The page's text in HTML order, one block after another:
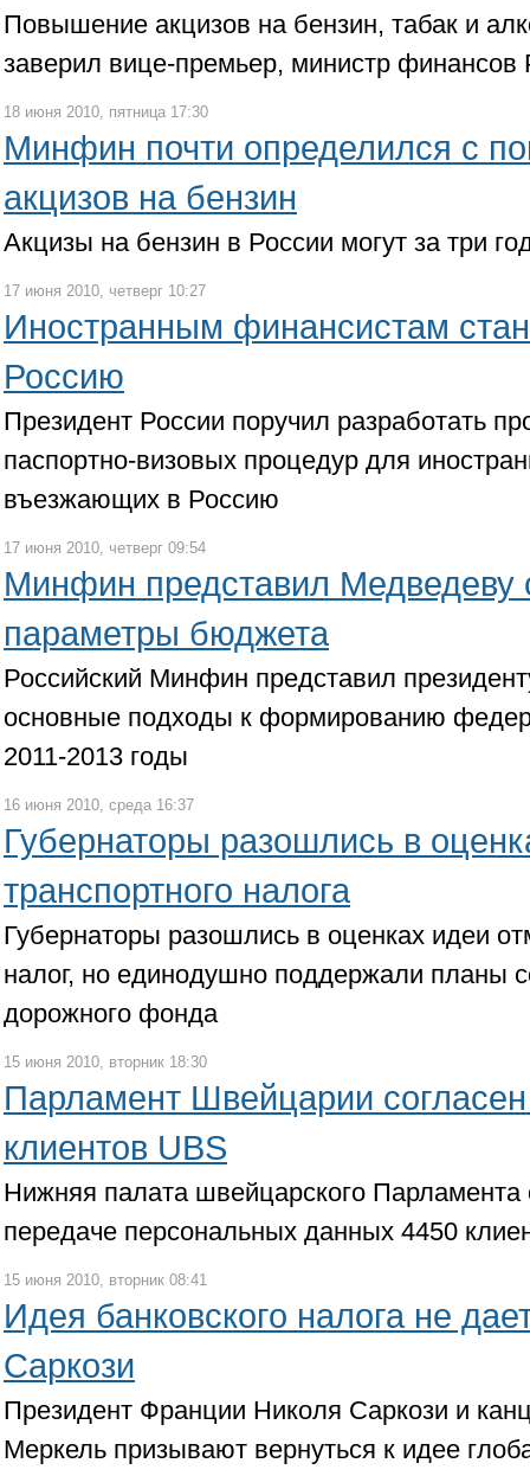
Повышение акцизов на бензин, табак и
заверил вице-премьер, министр финансов
18 июня 2010, пятница 17:30
Минфин почти определился с
акцизов на бензин
Акцизы на бензин в России могут за три
17 июня 2010, четверг 10:27
Иностранным финансистам
Россию
Президент России поручил разработать
паспортно-визовых процедур для
въезжающих в Россию
17 июня 2010, четверг 09:54
Минфин представил Медведеву
параметры бюджета
Российский Минфин представил
основные подходы к формированию
2011-2013 годы
16 июня 2010, среда 16:37
Губернаторы разошлись в
транспортного налога
Губернаторы разошлись в оценках идеи
налог, но единодушно поддержали планы
дорожного фонда
15 июня 2010, вторник 18:30
Парламент Швейцарии
клиентов UBS
Нижняя палата швейцарского
передаче персональных данных 4450
15 июня 2010, вторник 08:41
Идея банковского налога не
Саркози
Президент Франции Николя Саркози и
Меркель призывают вернуться к идее